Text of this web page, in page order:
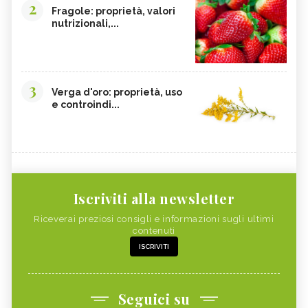
2
Fragole: proprietà, valori
nutrizionali,...
3
Verga d'oro: proprietà, uso
e controindi...
Iscriviti alla newsletter
Riceverai preziosi consigli e informazioni sugli ultimi
contenuti
ISCRIVITI
Seguici su